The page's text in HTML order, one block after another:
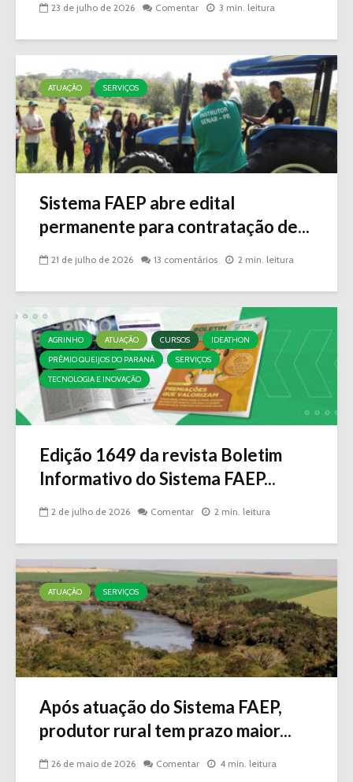
23 de julho de 2026 Comentar 3 min. leitura
ATUAÇÃO SERVIÇOS
Sistema FAEP abre edital
permanente para contratação de...
21 de julho de 2026 13 comentários 2 min. leitura
AGRINHO ATUAÇÃO CURSOS
IDEATHON
PRÊMIO QUEIJOS DO PARANÁ
SERVIÇOS
TECNOLOGIA E INOVAÇÃO
Edição 1649 da revista Boletim
Informativo do Sistema FAEP...
2 de julho de 2026 Comentar 2 min. leitura
ATUAÇÃO SERVIÇOS
Após atuação do Sistema FAEP,
produtor rural tem prazo maior...
26 de maio de 2026 Comentar 4 min. leitura